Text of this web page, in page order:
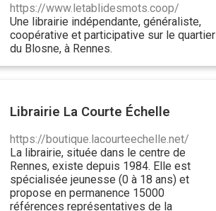
https://www.letablidesmots.coop/
Une librairie indépendante, généraliste,
coopérative et participative sur le quartier
du Blosne, à Rennes.
Librairie La Courte Échelle
https://boutique.lacourteechelle.net/
La librairie, située dans le centre de
Rennes, existe depuis 1984. Elle est
spécialisée jeunesse (0 à 18 ans) et
propose en permanence 15000
références représentatives de la